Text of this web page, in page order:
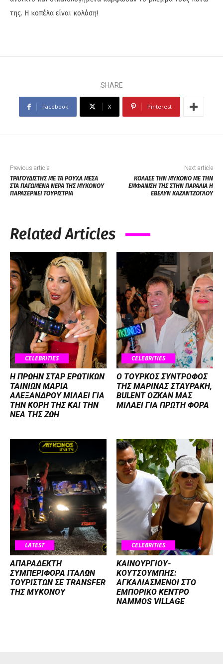
της. Η κοπέλα είναι κολάση!
SHARE
Facebook X Pinterest
Previous article
ΤΡΑΓΟΥΔΙΣΤΗΣ ΜΕ ΤΑ ΡΟΥΧΑ ΜΕΣΑ
ΣΤΑ ΠΑΓΩΜΕΝΑ ΝΕΡΑ ΤΗΣ ΜΥΚΟΝΟΥ
ΠΑΡΑΣΕΡΝΕΙ ΤΟΥΡΙΣΤΡΙΑ
Next article
ΚΟΛΑΣΕ ΤΗΝ ΜΥΚΟΝΟ ΜΕ ΤΗΝ
ΕΜΦΑΝΙΣΗ ΤΗΣ ΣΤΗΝ ΠΑΡΑΛΙΑ Η
ΕΒΕΛΥΝ ΚΑΖΑΝΤΖΟΓΛΟΥ
Related Articles
CELEBRITIES
Η ΠΡΩΗΝ ΣΤΑΡ ΕΡΩΤΙΚΩΝ
ΤΑΙΝΙΩΝ ΜΑΡΙΑ
ΑΛΕΞΑΝΔΡΟΥ ΜΙΛΑΕΙ ΓΙΑ
ΤΗΝ ΚΟΡΗ ΤΗΣ ΚΑΙ ΤΗΝ
ΝΕΑ ΤΗΣ ΖΩΗ
CELEBRITIES
Ο ΤΟΥΡΚΟΣ ΣΥΝΤΡΟΦΟΣ
ΤΗΣ ΜΑΡΙΝΑΣ ΣΤΑΥΡΑΚΗ,
BULENT OZKAN ΜΑΣ
ΜΙΛΑΕΙ ΓΙΑ ΠΡΩΤΗ ΦΟΡΑ
LATEST
ΑΠΑΡΑΔΕΚΤΗ
ΣΥΜΠΕΡΙΦΟΡΑ ΙΤΑΛΩΝ
ΤΟΥΡΙΣΤΩΝ ΣΕ TRANSFER
ΤΗΣ ΜΥΚΟΝΟΥ
CELEBRITIES
ΚΑΙΝΟΥΡΓΙΟΥ-
ΚΟΥΤΣΟΥΜΠΗΣ:
ΑΓΚΑΛΙΑΣΜΕΝΟΙ ΣΤΟ
ΕΜΠΟΡΙΚΟ ΚΕΝΤΡΟ
NAMMOS VILLAGE